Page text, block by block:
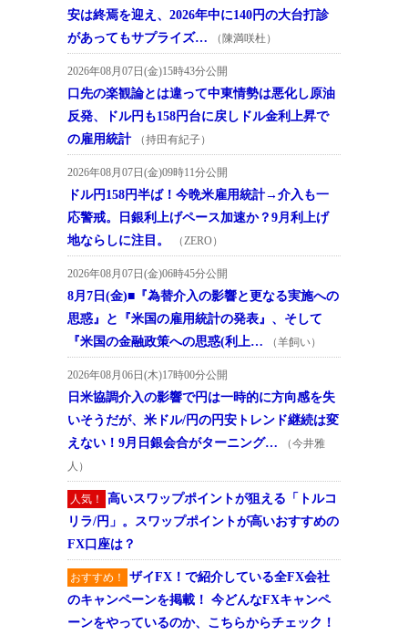
安は終焉を迎え、2026年中に140円の大台打診
があってもサプライズ…
（陳満咲杜）
2026年08月07日(金)15時43分公開
口先の楽観論とは違って中東情勢は悪化し原油
反発、ドル円も158円台に戻しドル金利上昇で
の雇用統計
（持田有紀子）
2026年08月07日(金)09時11分公開
ドル円158円半ば！今晩米雇用統計→介入も一
応警戒。日銀利上げペース加速か？9月利上げ
地ならしに注目。
（ZERO）
2026年08月07日(金)06時45分公開
8月7日(金)■『為替介入の影響と更なる実施への
思惑』と『米国の雇用統計の発表』、そして
『米国の金融政策への思惑(利上…
（羊飼い）
2026年08月06日(木)17時00分公開
日米協調介入の影響で円は一時的に方向感を失
いそうだが、米ドル/円の円安トレンド継続は変
えない！9月日銀会合がターニング…
（今井雅
人）
人気！
高いスワップポイントが狙える「トルコ
リラ/円」。スワップポイントが高いおすすめの
FX口座は？
おすすめ！
ザイFX！で紹介している全FX会社
のキャンペーンを掲載！ 今どんなFXキャンペ
ーンをやっているのか、こちらからチェック！